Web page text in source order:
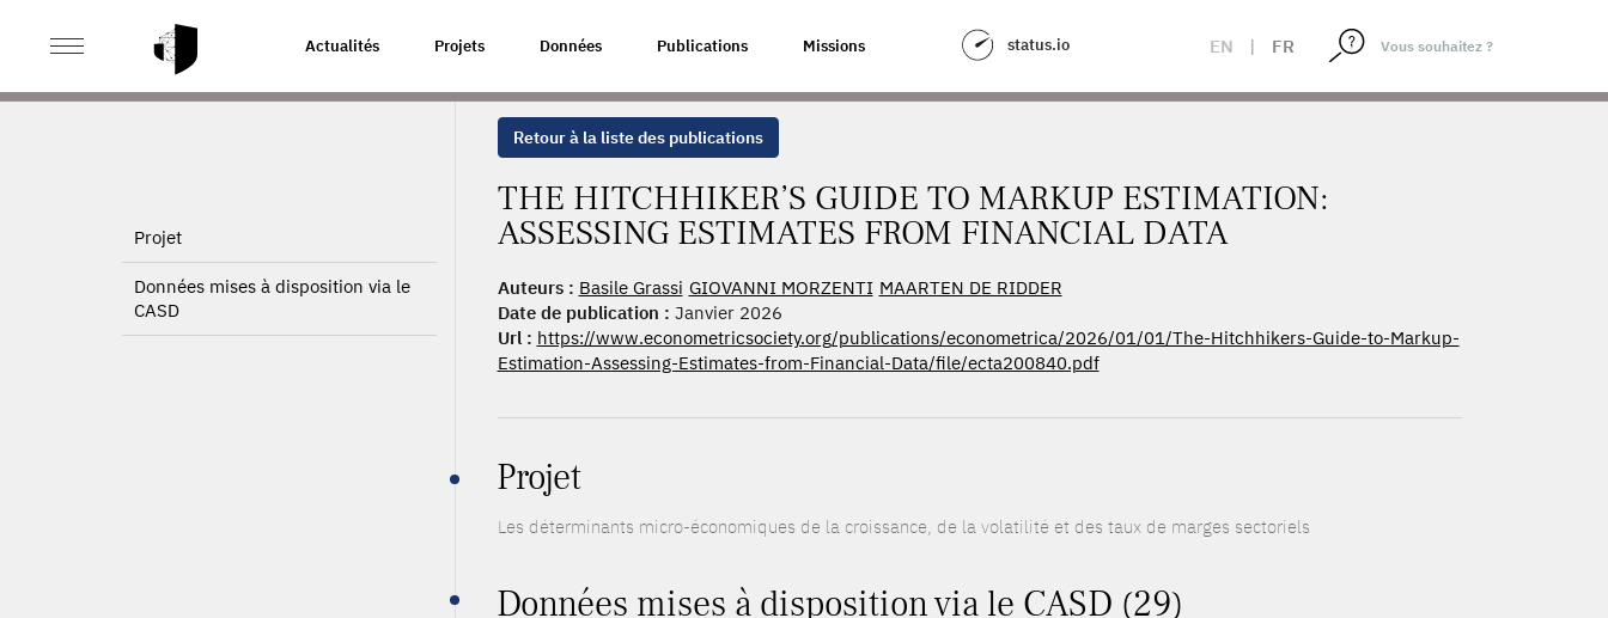
Actualités Projets Données Publications Missions status.io EN | FR
ACCUEIL PUBLICATIONS > THE HITCHHIKER’S GUIDE TO MARKUP ESTIMATION: ASSESSING ESTIMATES FROM FINANCIAL DATA
Projet
Données mises à disposition via le
CASD
Retour à la liste des publications
THE HITCHHIKER’S GUIDE TO MARKUP ESTIMATION:
ASSESSING ESTIMATES FROM FINANCIAL DATA
Auteurs : Basile Grassi GIOVANNI MORZENTI MAARTEN DE RIDDER
Date de publication : Janvier 2026
Url : https://www.econometricsociety.org/publications/econometrica/2026/01/01/The-Hitchhikers-Guide-to-Markup-
Estimation-Assessing-Estimates-from-Financial-Data/file/ecta200840.pdf
Projet
Les déterminants micro-économiques de la croissance, de la volatilité et des taux de marges sectoriels
Données mises à disposition via le CASD (29)